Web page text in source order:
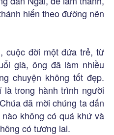
hiến theo đường nên
cuộc đời một đứa trẻ, từ
già, ông đã làm nhiều
chuyện không tốt đẹp.
trong hành trình người
đã mời chúng ta dấn
không có quá khứ và
có tương lai.